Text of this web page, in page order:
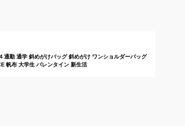
勤 通学 斜めがけバッグ 斜めがけ ワンショルダーバッグ
帆布 大学生 バレンタイン 新生活